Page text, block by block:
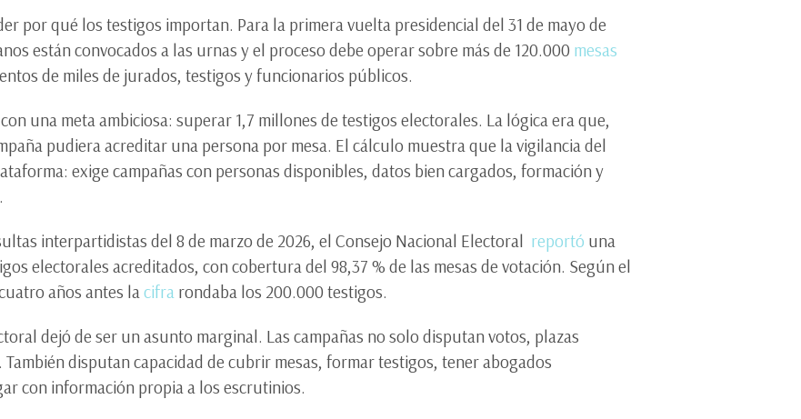
por qué los testigos importan. Para la primera vuelta presidencial del 31 de mayo de
están convocados a las urnas y el proceso debe operar sobre más de 120.000 mesas
de miles de jurados, testigos y funcionarios públicos.
una meta ambiciosa: superar 1,7 millones de testigos electorales. La lógica era que,
pudiera acreditar una persona por mesa. El cálculo muestra que la vigilancia del
exige campañas con personas disponibles, datos bien cargados, formación y
interpartidistas del 8 de marzo de 2026, el Consejo Nacional Electoral reportó una
electorales acreditados, con cobertura del 98,37 % de las mesas de votación. Según el
años antes lacifra rondaba los 200.000 testigos.
dejó de ser un asunto marginal. Las campañas no solo disputan votos, plazas
disputan capacidad de cubrir mesas, formar testigos, tener abogados
con información propia a los escrutinios.